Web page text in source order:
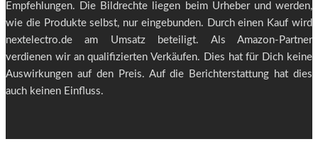
Empfehlungen. Die Bildrechte liegen beim Urheber und werden,
wie die Produkte selbst, nur eingebunden. Durch einen Kauf wird
nextelectro.de am Umsatz beteiligt. Als Amazon-Partner
verdienen wir an qualifizierten Verkäufen. Dies hat für Dich keine
Auswirkungen auf den Preis. Auf die Berichterstattung hat dies
auch keinen Einfluss.